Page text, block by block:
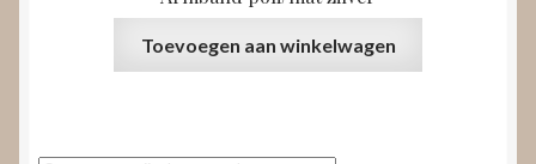
Toevoegen aan winkelwagen